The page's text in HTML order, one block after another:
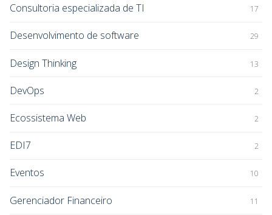
Consultoria especializada de TI 17
Desenvolvimento de software 29
Design Thinking 13
DevOps 2
Ecossistema Web 2
EDI7 2
Eventos 10
Gerenciador Financeiro 11